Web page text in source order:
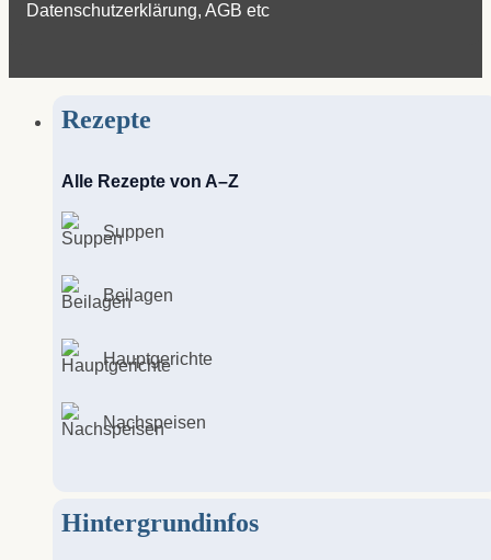
Datenschutzerklärung, AGB etc
Rezepte
Alle Rezepte von A–Z
Suppen
Beilagen
Hauptgerichte
Nachspeisen
Hintergrundinfos